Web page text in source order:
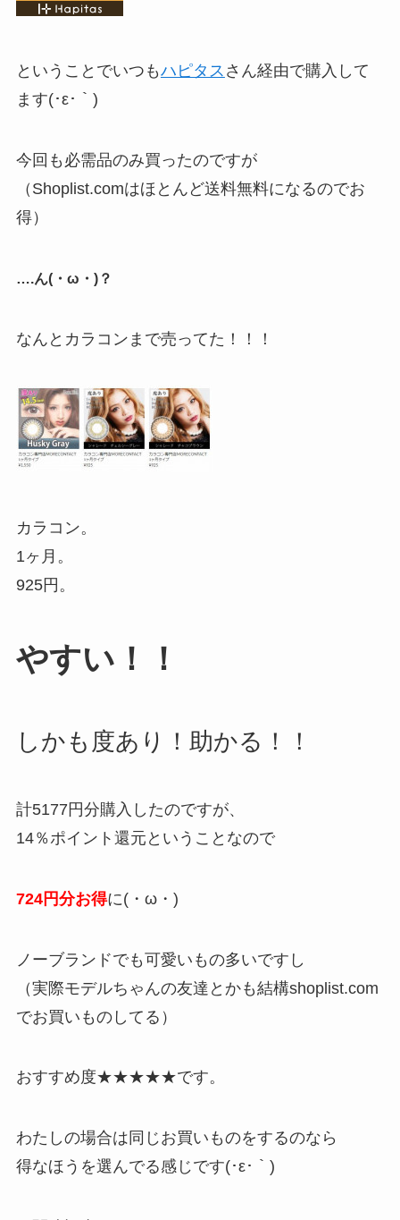
ということでいつもハピタス さん経由で購入して
ます(･ε･｀)
今回も必需品のみ買ったのですが
（Shoplist.comはほとんど送料無料になるのでお
得）
….ん(・ω・)？
なんとカラコンまで売ってた！！！
カラコン。
1ヶ月。
925円。
やすい！！
しかも度あり！助かる！！
計5177円分購入したのですが、
14％ポイント還元ということなので
724円分お得に(・ω・)
ノーブランドでも可愛いもの多いですし
（実際モデルちゃんの友達とかも結構shoplist.com
でお買いものしてる）
おすすめ度★★★★★です。
わたしの場合は同じお買いものをするのなら
得なほうを選んでる感じです(･ε･｀)